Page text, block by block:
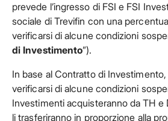
prevede l’ingresso di FSI e FSI
sociale di Trevifin con una
verificarsi di alcune condizioni
di Investimento”).
In base al Contratto di
verificarsi di alcune condizioni
Investimenti acquisteranno da TH e
li trasferiranno in proporzione alla